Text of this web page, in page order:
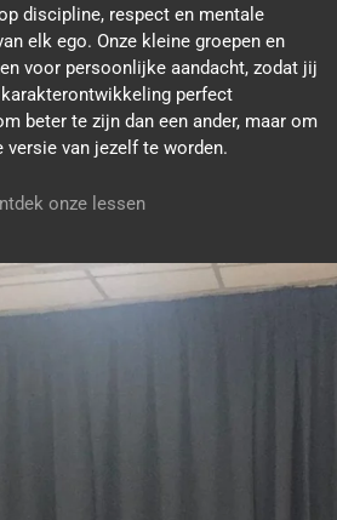
discipline, respect en mentale
elk ego. Onze kleine groepen en
voor persoonlijke aandacht, zodat jij
perfect
beter te zijn dan een ander, maar om
versie van jezelf te worden.
onze lessen